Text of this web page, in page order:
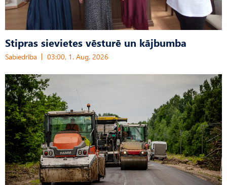
Stipras sievietes vēsturē un kājbumba
Sabiedrība 03:00, 1. Aug, 2026